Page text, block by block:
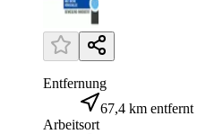
Entfernung
67,4 km entfernt
Arbeitsort